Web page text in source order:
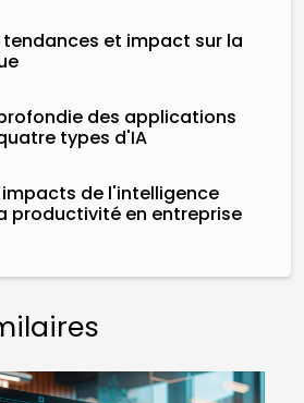
et impact sur la
des applications
types d'IA
de l'intelligence
productivité en entreprise